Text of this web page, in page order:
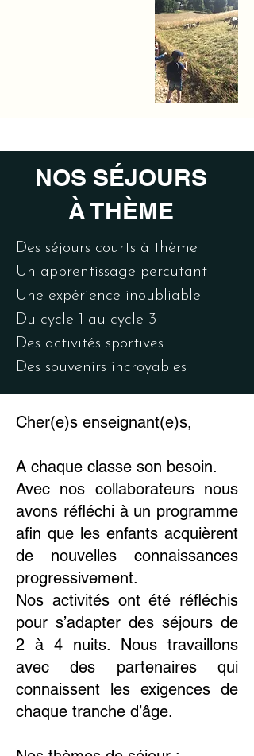
NOS SÉJOURS
À THÈME
Des séjours courts à thème
Un apprentissage percutant
Une expérience inoubliable
Du cycle 1 au cycle 3
Des activités sportives
Des souvenirs incroyables
Cher(e)s enseignant(e)s,
A chaque classe son besoin.
Avec nos collaborateurs nous
avons réfléchi à un programme
afin que les enfants acquièrent
de nouvelles connaissances
progressivement.
Nos activités ont été réfléchis
pour s’adapter des séjours de
2 à 4 nuits. Nous travaillons
avec des partenaires qui
connaissent les exigences de
chaque tranche d’âge.